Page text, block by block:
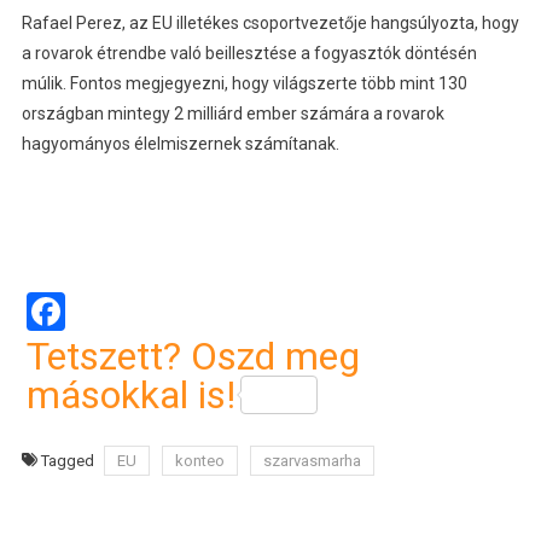
Rafael Perez, az EU illetékes csoportvezetője hangsúlyozta, hogy
a rovarok étrendbe való beillesztése a fogyasztók döntésén
múlik. Fontos megjegyezni, hogy világszerte több mint 130
országban mintegy 2 milliárd ember számára a rovarok
hagyományos élelmiszernek számítanak.
Facebook
Tetszett? Oszd meg
másokkal is!
Tagged EU konteo szarvasmarha